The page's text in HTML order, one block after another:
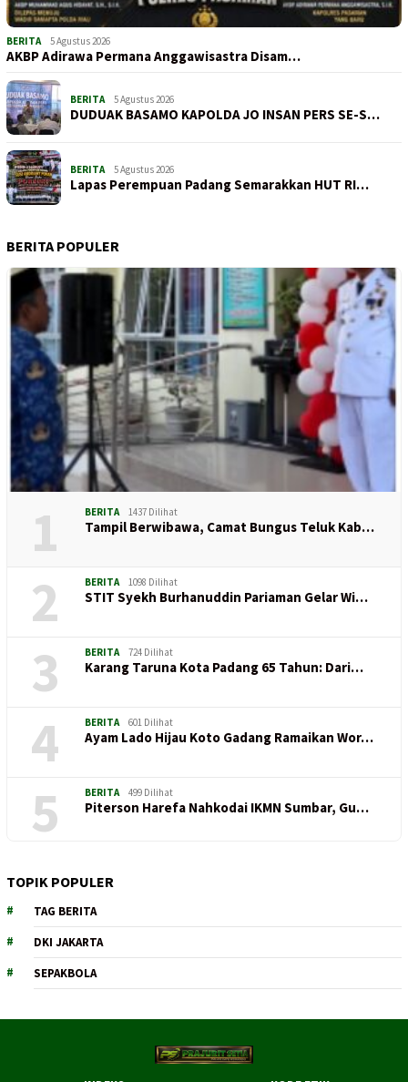
BERITA 5 Agustus 2026
AKBP Adirawa Permana Anggawisastra Disam…
BERITA 5 Agustus 2026
DUDUAK BASAMO KAPOLDA JO INSAN PERS SE-S…
BERITA 5 Agustus 2026
Lapas Perempuan Padang Semarakkan HUT RI…
BERITA POPULER
1 BERITA 1437 Dilihat
Tampil Berwibawa, Camat Bungus Teluk Kab…
2 BERITA 1098 Dilihat
STIT Syekh Burhanuddin Pariaman Gelar Wi…
3 BERITA 724 Dilihat
Karang Taruna Kota Padang 65 Tahun: Dari…
4 BERITA 601 Dilihat
Ayam Lado Hijau Koto Gadang Ramaikan Wor…
5 BERITA 499 Dilihat
Piterson Harefa Nahkodai IKMN Sumbar, Gu…
TOPIK POPULER
TAG BERITA
DKI JAKARTA
SEPAKBOLA